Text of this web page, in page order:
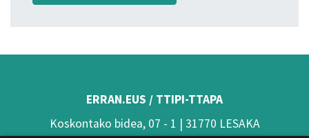
ERRAN.EUS / TTIPI-TTAPA
Koskontako bidea, 07 - 1 | 31770 LESAKA